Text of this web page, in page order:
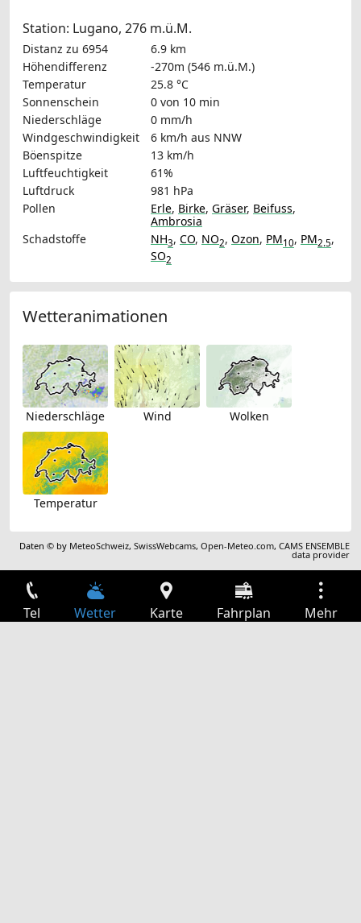
Station: Lugano, 276 m.ü.M.
Distanz zu 6954
6.9 km
Höhendifferenz
-270m (546 m.ü.M.)
Temperatur
25.8 °C
Sonnenschein
0 von 10 min
Niederschläge
0 mm/h
Windgeschwindigkeit
6 km/h aus NNW
Böenspitze
13 km/h
Luftfeuchtigkeit
61%
Luftdruck
981 hPa
Pollen
Erle, Birke, Gräser, Beifuss,
Ambrosia
Schadstoffe
NH3, CO, NO2, Ozon, PM10, PM2.5,
SO2
Wetteranimationen
Niederschläge Wind Wolken
Temperatur
Daten © by MeteoSchweiz,SwissWebcams,Open-Meteo.com,CAMS ENSEMBLE
data provider
Tel Wetter Karte Fahrplan Mehr